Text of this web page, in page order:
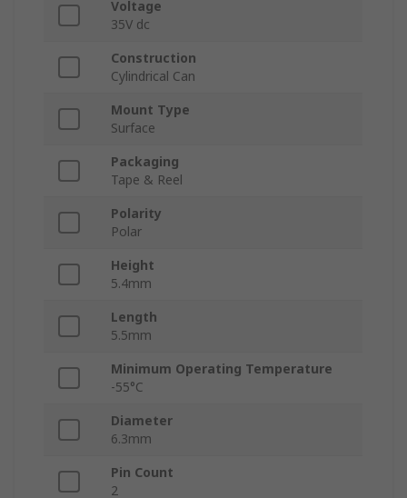
Voltage
35V dc
Construction
Cylindrical Can
Mount Type
Surface
Packaging
Tape & Reel
Polarity
Polar
Height
5.4mm
Length
5.5mm
Minimum Operating Temperature
-55°C
Diameter
6.3mm
Pin Count
2